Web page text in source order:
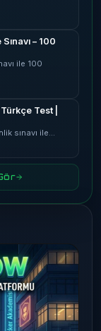
– 100
ile 100
Test |
sınavı ile…